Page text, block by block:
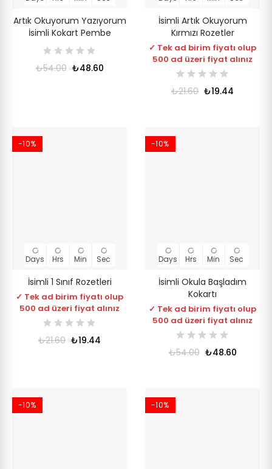
Artık Okuyorum Yazıyorum
İsimli Kokart Pembe
₺54.00 ₺48.60
İsimli Artık Okuyorum
Kırmızı Rozetler
✓ Tek ad birim fiyatı olup
500 ad üzeri fiyat alınız
₺21.60 ₺19.44
-10%
Days Hrs Min Sec
İsimli 1 Sınıf Rozetleri
✓ Tek ad birim fiyatı olup
500 ad üzeri fiyat alınız
₺21.60 ₺19.44
-10%
Days Hrs Min Sec
İsimli Okula Başladım
Kokartı
✓ Tek ad birim fiyatı olup
500 ad üzeri fiyat alınız
₺54.00 ₺48.60
-10% -10%